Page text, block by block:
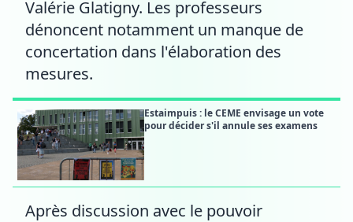
Valérie Glatigny. Les professeurs
dénoncent notamment un manque de
concertation dans l'élaboration des
mesures.
Estaimpuis : le CEME envisage un vote
pour décider s'il annule ses examens
Après discussion avec le pouvoir